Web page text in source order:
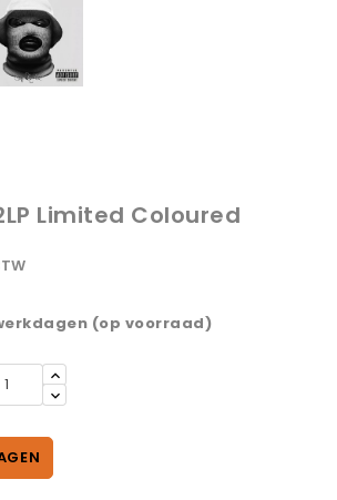
Limited Coloured
(op voorraad)